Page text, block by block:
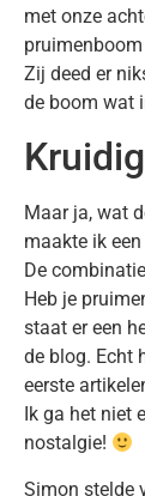
met onze
Zij deed er
de boom wat
Maar ja, wat
maakte ik
De
Heb je
staat er een
de blog. Echt
eerste
Ik ga het niet
nostalgie!
Simon stelde